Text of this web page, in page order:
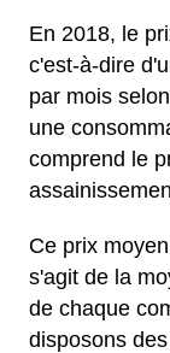
En 2018, le
c'est-à-dire
par mois
une
comprend le
Ce prix
s'agit de la
de chaque
disposons